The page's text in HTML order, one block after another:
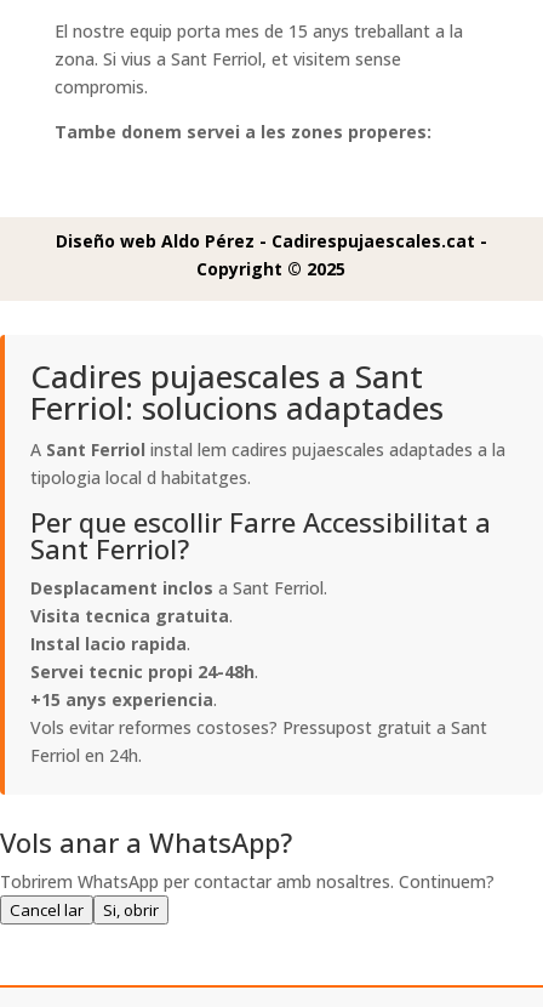
El nostre equip porta mes de 15 anys treballant a la
zona. Si vius a Sant Ferriol, et visitem sense
compromis.
Tambe donem servei a les zones properes:
Diseño web Aldo Pérez - Cadirespujaescales.cat -
Copyright © 2025
Cadires pujaescales a Sant
Ferriol: solucions adaptades
A Sant Ferriol instal lem cadires pujaescales adaptades a la
tipologia local d habitatges.
Per que escollir Farre Accessibilitat a
Sant Ferriol?
Desplacament inclos a Sant Ferriol.
Visita tecnica gratuita.
Instal lacio rapida.
Servei tecnic propi 24-48h.
+15 anys experiencia.
Vols evitar reformes costoses? Pressupost gratuit a Sant
Ferriol en 24h.
Vols anar a WhatsApp?
Tobrirem WhatsApp per contactar amb nosaltres. Continuem?
Cancel lar Si, obrir